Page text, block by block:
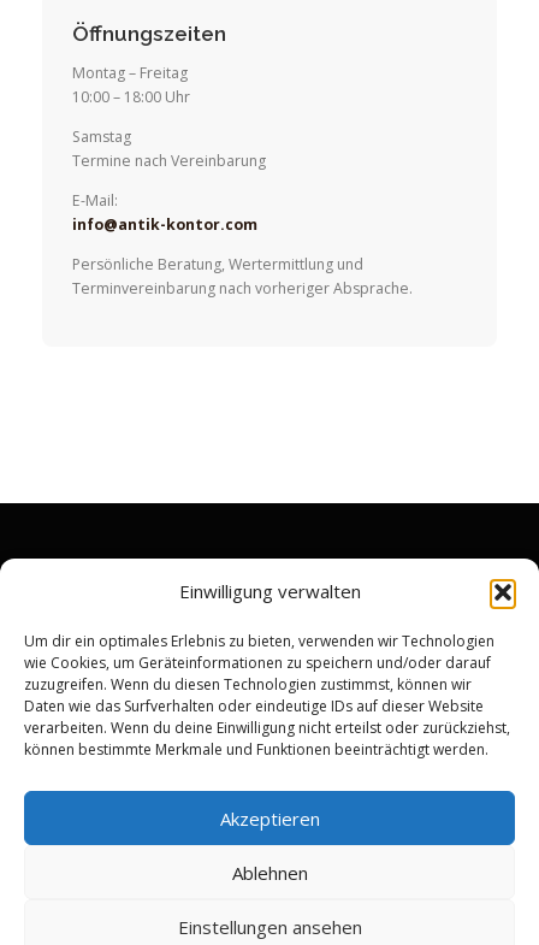
Einwilligung verwalten
Um dir ein optimales Erlebnis zu bieten, verwenden wir Technologien
wie Cookies, um Geräteinformationen zu speichern und/oder darauf
zuzugreifen. Wenn du diesen Technologien zustimmst, können wir
Daten wie das Surfverhalten oder eindeutige IDs auf dieser Website
verarbeiten. Wenn du deine Einwilligung nicht erteilst oder zurückziehst,
können bestimmte Merkmale und Funktionen beeinträchtigt werden.
Akzeptieren
Ablehnen
Einstellungen ansehen
Öffnungszeiten
Montag – Freitag
10:00 – 18:00 Uhr
Samstag
Termine nach Vereinbarung
E-Mail:
info@antik-kontor.com
Persönliche Beratung, Wertermittlung und
Terminvereinbarung nach vorheriger Absprache.
Datenschutzerklärung
Widerrufsrecht & Rückgabebedingungen
Allgemeine Geschäftsbedingungen
Kundenbewertung